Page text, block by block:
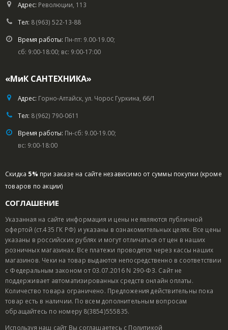
Адрес: Революции, 113
Тел: 8 (963) 522-13-88
Время работы: Пн-пт: 9.00-19.00;
сб: 9:00-18:00; вс: 9:00-17:00
«МиК САНТЕХНИКА»
Адрес: Горно-Алтайск, ул. Чорос Гуркина, 66/1
Тел: 8 (962) 790-0611
Время работы: Пн-сб: 9.00-19.00;
вс: 9:00-18:00
Скидка 5% при заказе на сайте независимо от суммы покупки (кроме
товаров по акции)
СОГЛАШЕНИЕ
Указанная на сайте информация и цены не являются публичной
офертой (ст.435 ГК РФ) и указаны в ознакомительных целях. Все цены
указаны в российских рублях и могут отличаться от цен в наших
розничных магазинах. Все платежи проводятся через кассы наших
магазинов. Чеки на товар выдаются непосредственно в соответствии
с Федеральным законом от 03.07.2016 N 290-ФЗ. Сайт не
поддерживает автоматизированных средств онлайн оплаты.
Количество товара ограничено. Предложения действительны пока
товар есть в наличии. По всем дополнительным вопросам
обращайтесь по номеру 8(3854)555835.
Используя наш сайт Вы соглашаетесь с Политикой